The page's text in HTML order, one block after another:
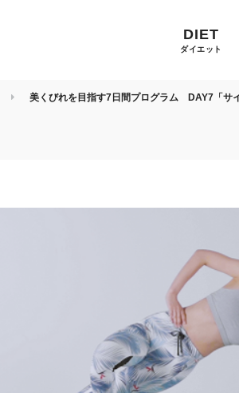
DIET
ダイエット
美くびれを目指す7日間プログラム DAY7「サ